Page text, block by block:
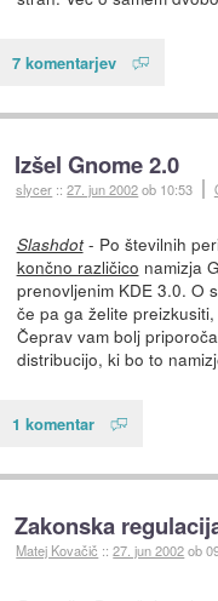
7 komentarjev
Izšel Gnome 2.0
slycer ::27. jun 2002ob 10:53
Slashdot- Po številnih
končno različico namizja
prenovljenim KDE 3.0. O
če pa ga želite
Čeprav vam bolj
distribucijo, ki bo to
1 komentar
Zakonska
Matej Kovačič ::27. jun 2002ob